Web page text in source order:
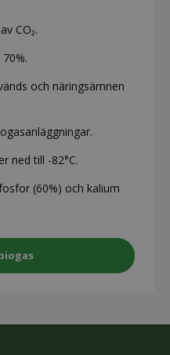
CO₂.
och näringsämnen
ned till -82°C.
(60%) och kalium